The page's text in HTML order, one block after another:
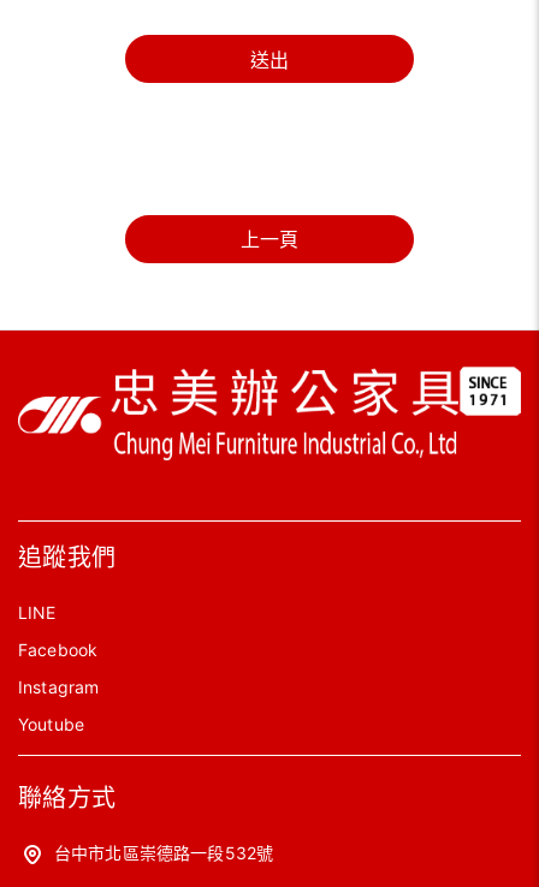
送出
上一頁
追蹤我們
LINE
Facebook
Instagram
Youtube
聯絡方式
台中市北區崇德路一段532號